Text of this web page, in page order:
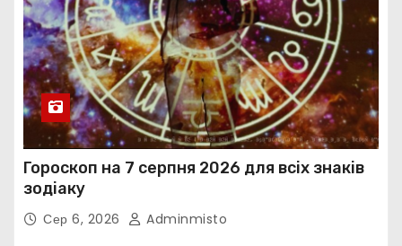
Гороскоп на 7 серпня 2026 для всіх знаків
зодіаку
Сер 6, 2026 Adminmisto